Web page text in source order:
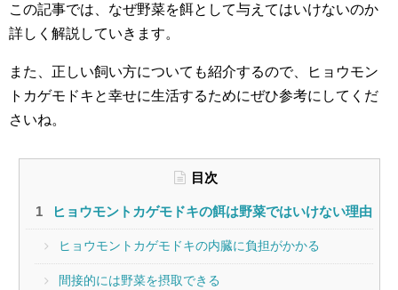
この記事では、なぜ野菜を餌として与えてはいけないのか
詳しく解説していきます。
また、正しい飼い方についても紹介するので、ヒョウモン
トカゲモドキと幸せに生活するためにぜひ参考にしてくだ
さいね。
目次
ヒョウモントカゲモドキの餌は野菜ではいけない理由
ヒョウモントカゲモドキの内臓に負担がかかる
間接的には野菜を摂取できる